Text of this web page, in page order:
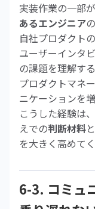
実装作業の一部
あるエンジニア
自社プロダクト
ユーザーインタ
の課題を理解する
プロダクトマネ
ニケーションを
こうした経験は
えでの判断材料
を大きく高めてく
6-3. コミュ